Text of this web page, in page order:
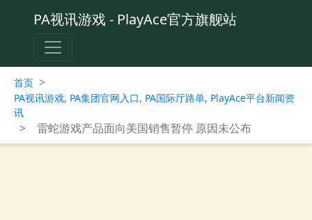
PA视讯游戏 - PlayAce官方旗舰站
首页 >
PA视讯游戏, PA集团官网入口, PA国际厅路单, PlayAce平台新闻资
讯
> 雷蛇游戏产品面向美国销售暂停 原因未公布